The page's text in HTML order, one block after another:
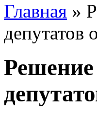
Главная »
депутатов
Решение